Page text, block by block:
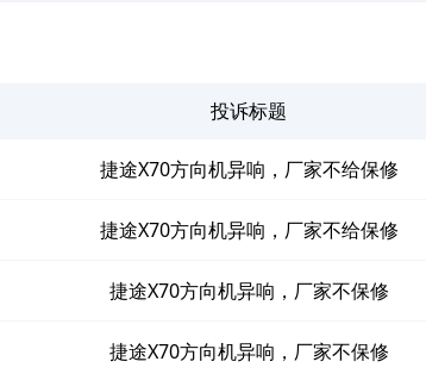
投诉标题
捷途X70方向机异响，厂家不给保修
捷途X70方向机异响，厂家不给保修
捷途X70方向机异响，厂家不保修
捷途X70方向机异响，厂家不保修